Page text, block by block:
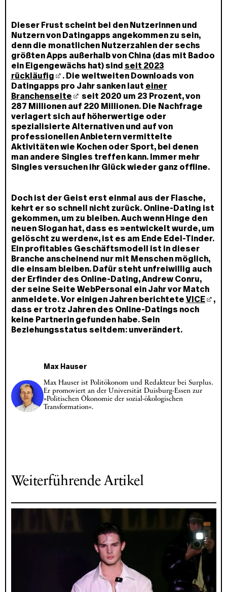
Dieser Frust scheint bei den Nutzerinnen und
Nutzern von Datingapps angekommen zu sein,
denn die monatlichen Nutzerzahlen der sechs
größten Apps außerhalb von China (das mit Badoo
ein Eigengewächs hat) sind seit 2023
rückläufig
. Die weltweiten Downloads von
Datingapps pro Jahr sanken laut einer
Branchenseite
seit 2020 um 23 Prozent, von
287 Millionen auf 220 Millionen. Die Nachfrage
verlagert sich auf höherwertige oder
spezialisierte Alternativen und auf von
professionellen Anbietern vermittelte
Aktivitäten wie Kochen oder Sport, bei denen
man andere Singles treffen kann. Immer mehr
Singles versuchen ihr Glück wieder ganz offline.
Doch ist der Geist erst einmal aus der Flasche,
kehrt er so schnell nicht zurück. Online-Dating ist
gekommen, um zu bleiben. Auch wenn Hinge den
neuen Slogan hat, dass es »entwickelt wurde, um
gelöscht zu werden«, ist es am Ende Edel-Tinder.
Ein profitables Geschäftsmodell ist in dieser
Branche anscheinend nur mit Menschen möglich,
die einsam bleiben. Dafür steht unfreiwillig auch
der Erfinder des Online-Dating, Andrew Conru,
der seine Seite WebPersonal ein Jahr vor Match
anmeldete. Vor einigen Jahren berichtete VICE
,
dass er trotz Jahren des Online-Datings noch
keine Partnerin gefunden habe. Sein
Beziehungsstatus seitdem: unverändert.
Max Hauser
Max Hauser ist Politökonom und Redakteur bei Surplus.
Er promoviert an der Universität Duisburg-Essen zur
»Politischen Ökonomie der sozial-ökologischen
Transformation«.
Weiterführende Artikel